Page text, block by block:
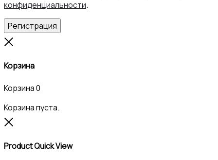
конфиденциальности.
Регистрация
Корзина
Корзина0
Корзина пуста.
Product Quick View